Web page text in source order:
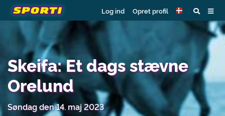
Log ind Opret profil
Skeifa: Et dags stævne
Orelund
Søndag den 14. maj 2023